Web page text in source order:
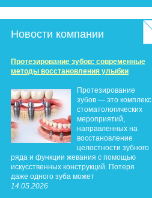
Новости компании
Протезирование зубов: современные
методы восстановления улыбки
Протезирование
зубов — это комплекс
стоматологических
мероприятий,
направленных на
восстановление
целостности зубного
ряда и функции жевания с помощью
искусственных конструкций. Потеря
даже одного зуба может
14.05.2026